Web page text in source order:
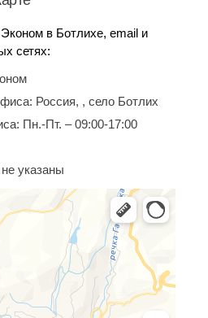
в Ботлихе, email и
сетях:
Россия, , село Ботлих
Пн.-Пт. – 09:00-17:00
не указаны